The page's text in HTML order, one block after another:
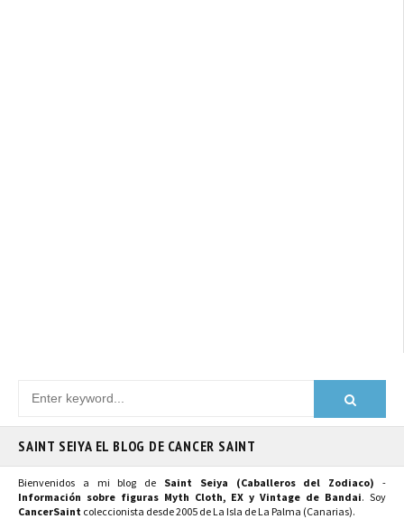
SAINT SEIYA EL BLOG DE CANCER SAINT
Bienvenidos a mi blog de Saint Seiya (Caballeros del Zodiaco) -
Información sobre figuras Myth Cloth, EX y Vintage de Bandai. Soy
CancerSaint coleccionista desde 2005 de La Isla de La Palma (Canarias).